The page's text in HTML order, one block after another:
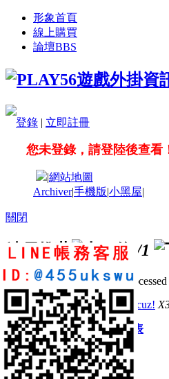
形象首頁
線上購買
論壇BBS
登錄 | 立即註冊
您未登錄，請登陸後查看
|網站地圖
Archiver|手機版|小黑屋|
關閉
站長推薦 /1
GMT+8, 2026-8-9 17:12,
© 2001-2011 Powered byDiscuz!
快速回復 返回頂部 返回列表